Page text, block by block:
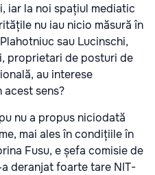
iar la noi spațiul mediatic
nu iau nicio măsură în
sau Lucinschi,
proprietari de posturi de
au interese
acest sens?
nu a propus niciodată
mai ales în condițiile în
Fusu, e șefa comisie de
deranjat foarte tare NIT-